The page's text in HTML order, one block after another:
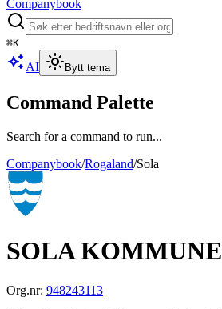
Companybook
⌘K
AI Bytt tema
Command Palette
Search for a command to run...
Companybook/Rogaland/Sola
SOLA KOMMUNE
Org.nr: 948243113